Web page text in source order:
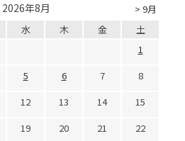
> 9月
2026年8月
水 木 金
土
1
5 6 7
8
12 13 14
15
19 20 21
22